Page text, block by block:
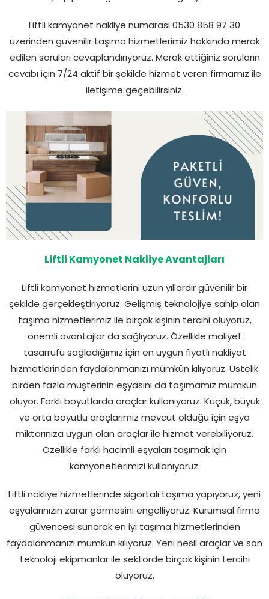
Liftli kamyonet nakliye numarası 0530 858 97 30
üzerinden güvenilir taşıma hizmetlerimiz hakkında merak
edilen soruları cevaplandırıyoruz. Merak ettiğiniz soruların
cevabı için 7/24 aktif bir şekilde hizmet veren firmamız ile
iletişime geçebilirsiniz.
Liftli Kamyonet Nakliye Avantajları
Liftli kamyonet hizmetlerini uzun yıllardır güvenilir bir
şekilde gerçekleştiriyoruz. Gelişmiş teknolojiye sahip olan
taşıma hizmetlerimiz ile birçok kişinin tercihi oluyoruz,
önemli avantajlar da sağlıyoruz. Özellikle maliyet
tasarrufu sağladığımız için en uygun fiyatlı nakliyat
hizmetlerinden faydalanmanızı mümkün kılıyoruz. Üstelik
birden fazla müşterinin eşyasını da taşımamız mümkün
oluyor. Farklı boyutlarda araçlar kullanıyoruz. Küçük, büyük
ve orta boyutlu araçlarımız mevcut olduğu için eşya
miktarınıza uygun olan araçlar ile hizmet verebiliyoruz.
Özellikle farklı hacimli eşyaları taşımak için
kamyonetlerimizi kullanıyoruz.
Liftli nakliye hizmetlerinde sigortalı taşıma yapıyoruz, yeni
eşyalarınızın zarar görmesini engelliyoruz. Kurumsal firma
güvencesi sunarak en iyi taşıma hizmetlerinden
faydalanmanızı mümkün kılıyoruz. Yeni nesil araçlar ve son
teknoloji ekipmanlar ile sektörde birçok kişinin tercihi
oluyoruz.